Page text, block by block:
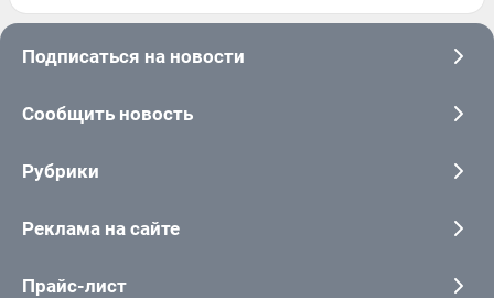
Подписаться на новости
Сообщить новость
Рубрики
Реклама на сайте
Прайс-лист